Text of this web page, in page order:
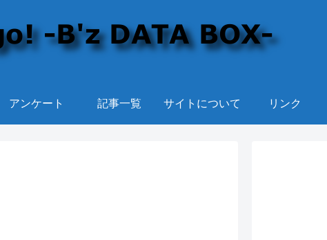
アンケート 記事一覧 サイトについて リンク